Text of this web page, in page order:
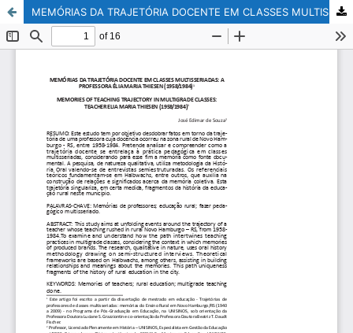
MEMÓRIAS DA TRAJETÓRIA DOCENTE EM CLASSES MULTISSERIADAS: A PROFESSORA ÉLIA MARIA THIESEN (1958/1984)